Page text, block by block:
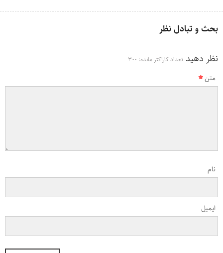
بحث و تبادل نظر
نظر دهید تعداد کاراکتر مانده: 300
متن
نام
ایمیل